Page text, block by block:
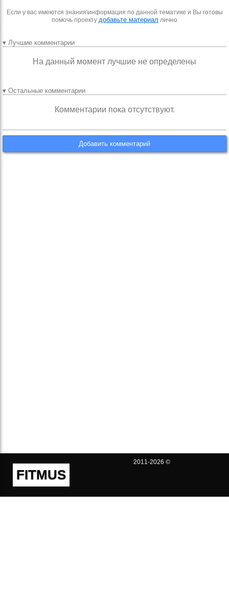
Если у вас имеются знания\информация по данной тематике и Вы готовы
помочь проекту добавьте материал лично
▾ Лучшие комментарии
На данный момент лучшие не определены
▾ Остальные комментарии
Комментарии пока отсутствуют.
Добавить комментарий
FITMUS
2011-2026 ©